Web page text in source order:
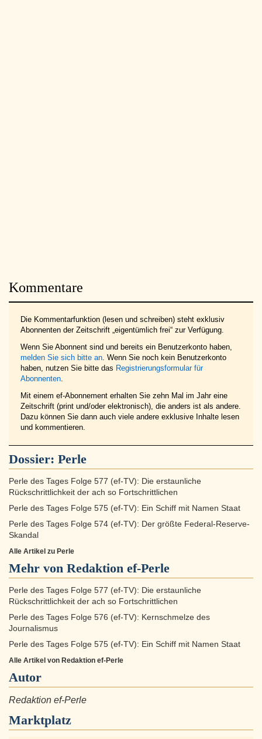
Kommentare
Die Kommentarfunktion (lesen und schreiben) steht exklusiv
Abonnenten der Zeitschrift „eigentümlich frei“ zur Verfügung.
Wenn Sie Abonnent sind und bereits ein Benutzerkonto haben,
melden Sie sich bitte an. Wenn Sie noch kein Benutzerkonto
haben, nutzen Sie bitte das Registrierungsformular für
Abonnenten.
Mit einem ef-Abonnement erhalten Sie zehn Mal im Jahr eine
Zeitschrift (print und/oder elektronisch), die anders ist als andere.
Dazu können Sie dann auch viele andere exklusive Inhalte lesen
und kommentieren.
Dossier: Perle
Perle des Tages Folge 577 (ef-TV): Die erstaunliche
Rückschrittlichkeit der ach so Fortschrittlichen
Perle des Tages Folge 575 (ef-TV): Ein Schiff mit Namen Staat
Perle des Tages Folge 574 (ef-TV): Der größte Federal-Reserve-
Skandal
Alle Artikel zu Perle
Mehr von Redaktion ef-Perle
Perle des Tages Folge 577 (ef-TV): Die erstaunliche
Rückschrittlichkeit der ach so Fortschrittlichen
Perle des Tages Folge 576 (ef-TV): Kernschmelze des
Journalismus
Perle des Tages Folge 575 (ef-TV): Ein Schiff mit Namen Staat
Alle Artikel von Redaktion ef-Perle
Autor
Redaktion ef-Perle
Marktplatz